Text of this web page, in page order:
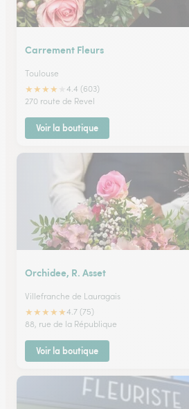
Carrement Fleurs
Toulouse
★★★★
4.4 (603)
270 route de Revel
Voir la boutique
Orchidee, R. Asset
Villefranche de Lauragais
★★★★★4.7 (75)
88, rue de la République
Voir la boutique